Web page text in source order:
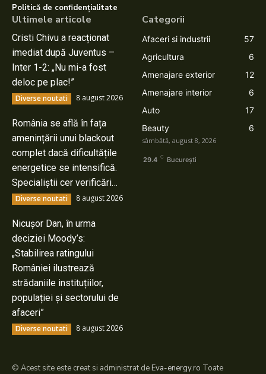
Politică de confidențialitate
Ultimele articole
Cristi Chivu a reacționat
imediat după Juventus –
Inter 1-2: „Nu mi-a fost
deloc pe plac!”
Diverse noutati 8 august 2026
România se află în fața
amenințării unui blackout
complet dacă dificultățile
energetice se intensifică.
Specialiștii cer verificări…
Diverse noutati 8 august 2026
Nicușor Dan, în urma
deciziei Moody’s:
„Stabilirea ratingului
României ilustrează
strădaniile instituțiilor,
populației și sectorului de
afaceri”
Diverse noutati 8 august 2026
Categorii
Afaceri si industrii
57
Agricultura
6
Amenajare exterior
12
Amenajare interior
6
Auto
17
Beauty
6
sâmbătă, august 8, 2026
29.4 C București
© Acest site este creat si administrat deEva-energy.ro Toate